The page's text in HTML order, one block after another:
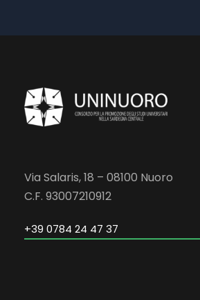
Via Salaris, 18 – 08100 Nuoro
C.F. 93007210912
+39 0784 24 47 37